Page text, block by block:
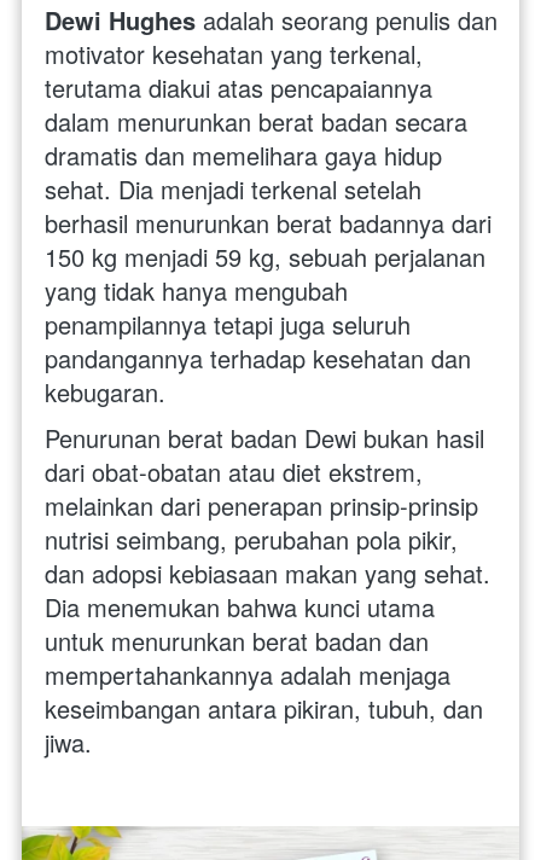
Dewi Hughes adalah seorang penulis dan
motivator kesehatan yang terkenal,
terutama diakui atas pencapaiannya
dalam menurunkan berat badan secara
dramatis dan memelihara gaya hidup
sehat. Dia menjadi terkenal setelah
berhasil menurunkan berat badannya dari
150 kg menjadi 59 kg, sebuah perjalanan
yang tidak hanya mengubah
penampilannya tetapi juga seluruh
pandangannya terhadap kesehatan dan
kebugaran.
Penurunan berat badan Dewi bukan hasil
dari obat-obatan atau diet ekstrem,
melainkan dari penerapan prinsip-prinsip
nutrisi seimbang, perubahan pola pikir,
dan adopsi kebiasaan makan yang sehat.
Dia menemukan bahwa kunci utama
untuk menurunkan berat badan dan
mempertahankannya adalah menjaga
keseimbangan antara pikiran, tubuh, dan
jiwa.